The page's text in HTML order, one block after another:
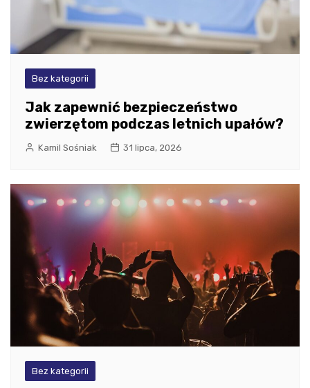
Bez kategorii
Jak zapewnić bezpieczeństwo
zwierzętom podczas letnich upałów?
Kamil Sośniak 31 lipca, 2026
Bez kategorii